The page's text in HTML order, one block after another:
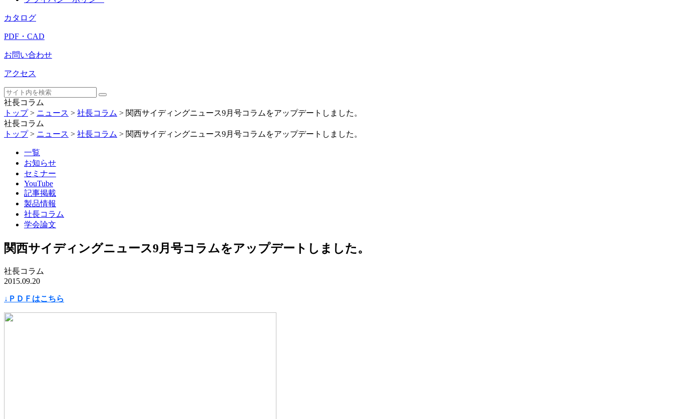
カタログ
PDF・CAD
お問い合わせ
アクセス
社長コラム
トップ> ニュース > 社長コラム > 関西サイディングニュース9月号コラムをアップデートしました。
社長コラム
トップ> ニュース > 社長コラム > 関西サイディングニュース9月号コラムをアップデートしました。
一覧
お知らせ
セミナー
YouTube
記事掲載
製品情報
社長コラム
学会論文
関西サイディングニュース9月号コラムをアップデートしました。
社長コラム
2015.09.20
↓ＰＤＦはこちら